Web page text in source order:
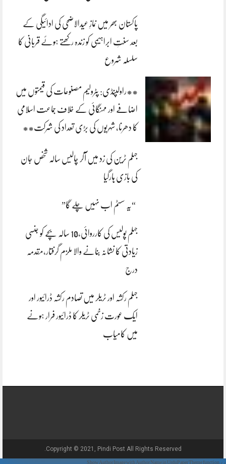
پاکستان بھر میں نمازِ عیدالاضحی کی ادائیگی کے
بعد سنتِ ابراہیمی کو زندہ رکھتے ہوئے قربانی کا
سلسلہ شروع
**راولپنڈی: پٹرولیم مصنوعات کی قیمتوں میں
اضافے اور مہنگائی کے خلاف جماعت اسلامی
کا دھرنا، شہریوں کی بڑی تعداد کی شرکت**
جہلم ٹرین کی زد میں آکر چالیس سالہ شخص جان
کی بازی ہارگیا
“یہ سسٹم اب نہیں چلے گا”
جہلم پولیس کی کارروائی،10 سالہ بچے کو جنسی
زیادتی کا نشانہ بنانے والا ملزم گرفتار،مقدمہ
درج
جہلم رکشہ اور ٹریلر میں تصادم رکشہ ڈرائیور اور
ایک عورت زخمی ٹریلر کا ڈرائیور فرار ہونے
میں کامیاب
Copyright © 2021, Pindi Post All Rights Reserved.
// Show Author Image with Author Name in UrduPaper Theme function